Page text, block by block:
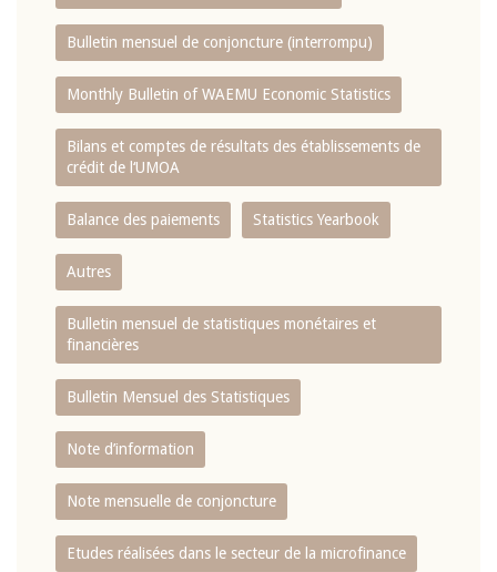
Bulletin mensuel de conjoncture (interrompu)
Monthly Bulletin of WAEMU Economic Statistics
Bilans et comptes de résultats des établissements de
crédit de l‘UMOA
Balance des paiements Statistics Yearbook
Autres
Bulletin mensuel de statistiques monétaires et
financières
Bulletin Mensuel des Statistiques
Note d’information
Note mensuelle de conjoncture
Etudes réalisées dans le secteur de la microfinance